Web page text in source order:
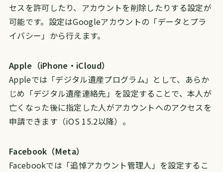
セスを許可したり、アカウントを削除したりする設定が
可能です。設定はGoogleアカウントの「データとプラ
イバシー」から行えます。
Apple（iPhone・iCloud）
Appleでは「デジタル遺産プログラム」として、あらか
じめ「デジタル遺産連絡先」を設定することで、本人が
亡くなった後に指定した人がアカウントへのアクセスを
申請できます（iOS 15.2以降）。
Facebook（Meta）
Facebookでは「追悼アカウント管理人」を設定するこ